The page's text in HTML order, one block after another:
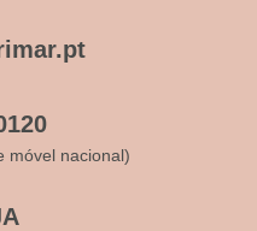
móvel nacional)